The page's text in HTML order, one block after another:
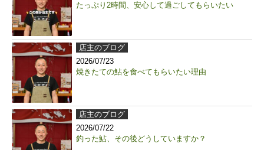
たっぷり2時間、安心して過ごしてもらいたい
店主のブログ
2026/07/23
焼きたての鮎を食べてもらいたい理由
店主のブログ
2026/07/22
釣った鮎、その後どうしていますか？